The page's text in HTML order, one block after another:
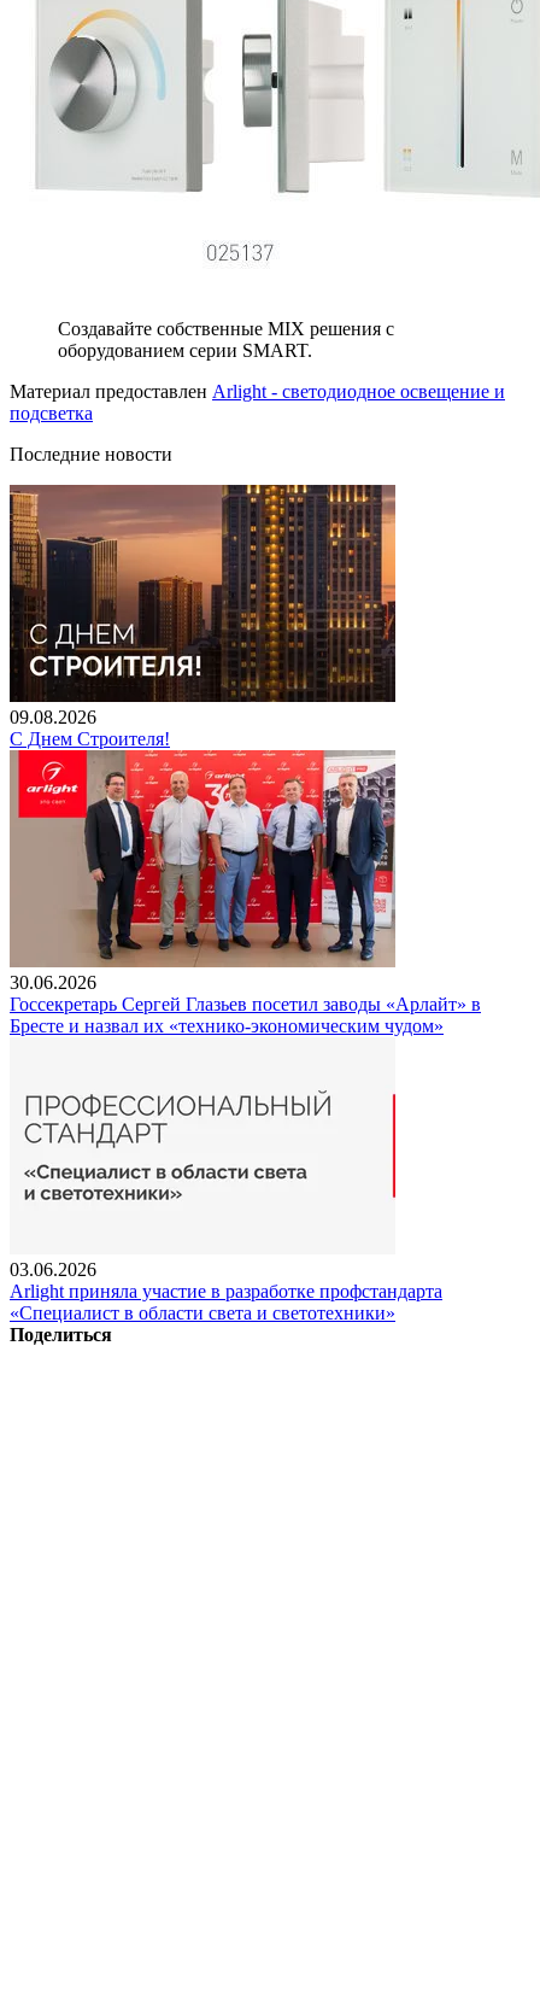
Создавайте собственные MIX решения с
оборудованием серии SMART.
Материал предоставлен Arlight - светодиодное освещение и
подсветка
Последние новости
09.08.2026
С Днем Строителя!
30.06.2026
Госсекретарь Сергей Глазьев посетил заводы «Арлайт» в
Бресте и назвал их «технико-экономическим чудом»
03.06.2026
Arlight приняла участие в разработке профстандарта
«Специалист в области света и светотехники»
Поделиться